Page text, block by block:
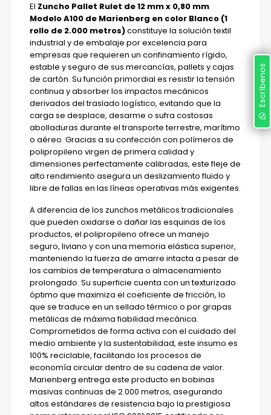
El Zuncho Pallet Rulet de 12 mm x 0,80 mm
Modelo A100 de Marienberg en color Blanco (1
rollo de 2.000 metros)constituye la solución textil
industrial y de embalaje por excelencia para
empresas que requieren un confinamiento rígido,
estable y seguro de sus mercancías, pallets y cajas
de cartón. Su función primordial es resistir la tensión
continua y absorber los impactos mecánicos
derivados del traslado logístico, evitando que la
carga se desplace, desarme o sufra costosas
abolladuras durante el transporte terrestre, marítimo
o aéreo. Gracias a su confección con polímeros de
polipropileno virgen de primera calidad y
dimensiones perfectamente calibradas, este fleje de
alto rendimiento asegura un deslizamiento fluido y
libre de fallas en las líneas operativas más exigentes.
A diferencia de los zunchos metálicos tradicionales
que pueden oxidarse o dañar las esquinas de los
productos, el polipropileno ofrece un manejo
seguro, liviano y con una memoria elástica superior,
manteniendo la fuerza de amarre intacta a pesar de
los cambios de temperatura o almacenamiento
prolongado. Su superficie cuenta con un texturizado
óptimo que maximiza el coeficiente de fricción, lo
que se traduce en un sellado térmico o por grapas
metálicas de máxima fiabilidad mecánica.
Comprometidos de forma activa con el cuidado del
medio ambiente y la sustentabilidad, este insumo es
100% reciclable, facilitando los procesos de
economía circular dentro de su cadena de valor.
Marienberg entrega este producto en bobinas
masivas continuas de 2.000 metros, asegurando
altos estándares de resistencia bajo la prestigiosa
Escríbenos